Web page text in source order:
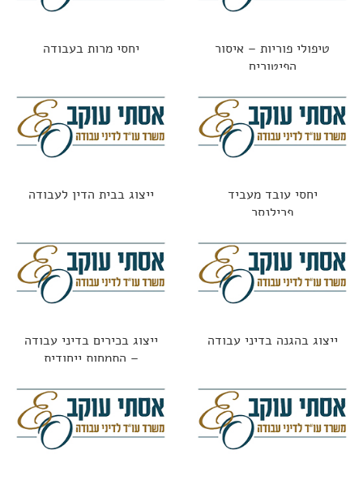
טיפולי פוריות – איסור
הפיטורים
יחסי מרות בעבודה
יחסי עובד מעביד
פרילנסר
ייצוג בבית הדין לעבודה
ייצוג בהגנה בדיני עבודה
ייצוג בכירים בדיני עבודה
– התמחות ייחודית